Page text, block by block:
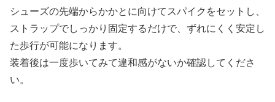
シューズの先端からかかとに向けてスパイクをセットし、
ストラップでしっかり固定するだけで、ずれにくく安定し
た歩行が可能になります。
装着後は一度歩いてみて違和感がないか確認してくださ
い。